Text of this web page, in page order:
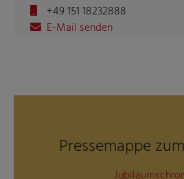
+49 151 18232888
E-Mail senden
Pressemappe